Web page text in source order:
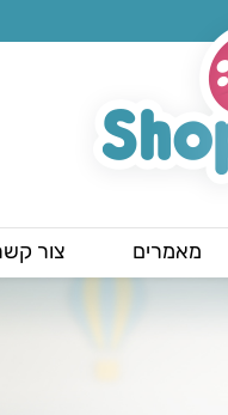
מאמרים צור